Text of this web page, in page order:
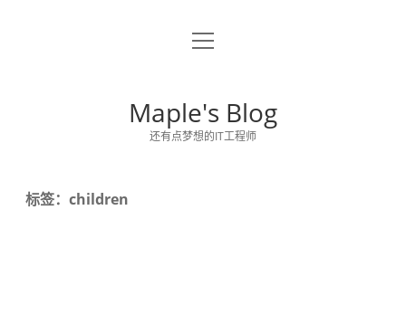
关于博主
o
m
e
n
Maple's Blog
还有点梦想的IT工程师
标签：children